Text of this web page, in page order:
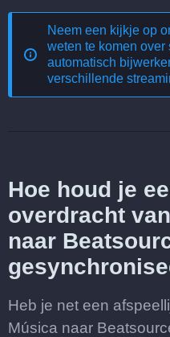
Neem een kijkje op
weten te komen over
automatisch
verschillende
Hoe houd je
overdracht
naar
Heb je net een
Música naar